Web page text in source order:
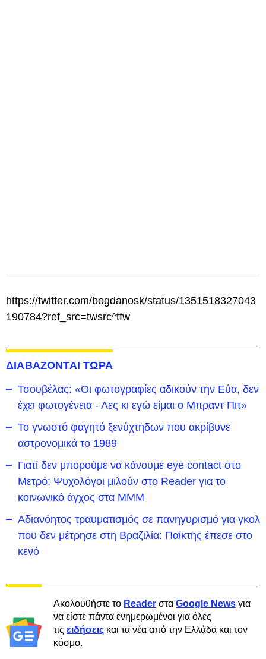
https://twitter.com/bogdanosk/status/1351518327043
190784?ref_src=twsrc^tfw
ΔΙΑΒΑΖΟΝΤΑΙ ΤΩΡΑ
Τσουβέλας: «Οι φωτογραφίες αδικούν την Εύα, δεν
έχει φωτογένεια - Λες κι εγώ είμαι ο Μπραντ Πιτ»
Το γνωστό φαγητό ξενύχτηδων που ακρίβυνε
αστρονομικά το 1989
Γιατί δεν μπορούμε να κάνουμε eye contact στο
Μετρό; Ψυχολόγοι μιλούν στο Reader για το
κοινωνικό άγχος στα ΜΜΜ
Αδιανόητος τραυματισμός σε πανηγυρισμό για γκολ
που δεν μέτρησε στη Βραζιλία: Παίκτης έπεσε στο
κενό
Ακολουθήστε το Reader στα Google News για
να είστε πάντα ενημερωμένοι για όλες
τις ειδήσεις και τα νέα από την Ελλάδα και τον
κόσμο.